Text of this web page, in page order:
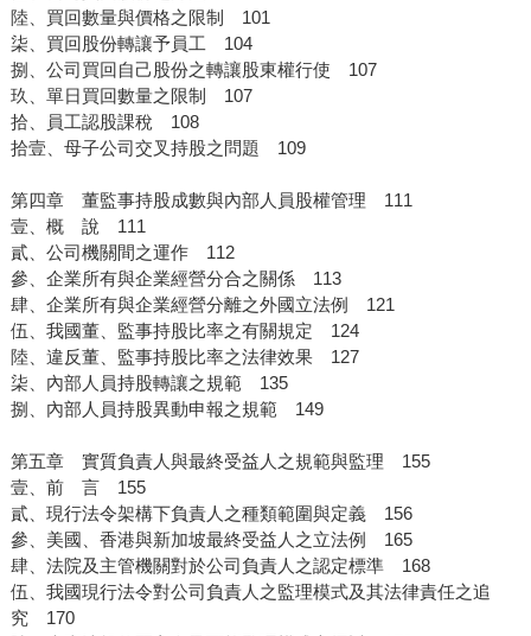
陸、買回數量與價格之限制 101
柒、買回股份轉讓予員工 104
捌、公司買回自己股份之轉讓股東權行使 107
玖、單日買回數量之限制 107
拾、員工認股課稅 108
拾壹、母子公司交叉持股之問題 109
第四章 董監事持股成數與內部人員股權管理 111
壹、概 說 111
貳、公司機關間之運作 112
參、企業所有與企業經營分合之關係 113
肆、企業所有與企業經營分離之外國立法例 121
伍、我國董、監事持股比率之有關規定 124
陸、違反董、監事持股比率之法律效果 127
柒、內部人員持股轉讓之規範 135
捌、內部人員持股異動申報之規範 149
第五章 實質負責人與最終受益人之規範與監理 155
壹、前 言 155
貳、現行法令架構下負責人之種類範圍與定義 156
參、美國、香港與新加坡最終受益人之立法例 165
肆、法院及主管機關對於公司負責人之認定標準 168
伍、我國現行法令對公司負責人之監理模式及其法律責任之追
究 170